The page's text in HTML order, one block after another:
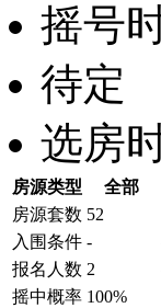
摇号
待定
选房
房源类型 全部
房源套数 52
入围条件 -
报名 人数 2
摇中概率 100%